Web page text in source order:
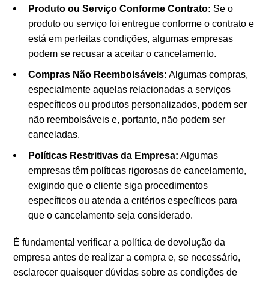
Produto ou Serviço Conforme Contrato: Se o
produto ou serviço foi entregue conforme o contrato e
está em perfeitas condições, algumas empresas
podem se recusar a aceitar o cancelamento.
Compras Não Reembolsáveis: Algumas compras,
especialmente aquelas relacionadas a serviços
específicos ou produtos personalizados, podem ser
não reembolsáveis e, portanto, não podem ser
canceladas.
Políticas Restritivas da Empresa: Algumas
empresas têm políticas rigorosas de cancelamento,
exigindo que o cliente siga procedimentos
específicos ou atenda a critérios específicos para
que o cancelamento seja considerado.
É fundamental verificar a política de devolução da
empresa antes de realizar a compra e, se necessário,
esclarecer quaisquer dúvidas sobre as condições de